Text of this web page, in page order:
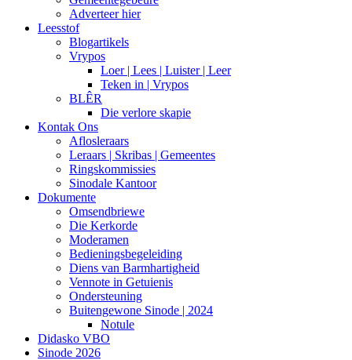
Adverteer hier
Leesstof
Blogartikels
Vrypos
Loer | Lees | Luister | Leer
Teken in | Vrypos
BLÊR
Die verlore skapie
Kontak Ons
Aflosleraars
Leraars | Skribas | Gemeentes
Ringskommissies
Sinodale Kantoor
Dokumente
Omsendbriewe
Die Kerkorde
Moderamen
Bedieningsbegeleiding
Diens van Barmhartigheid
Vennote in Getuienis
Ondersteuning
Buitengewone Sinode | 2024
Notule
Didasko VBO
Sinode 2026